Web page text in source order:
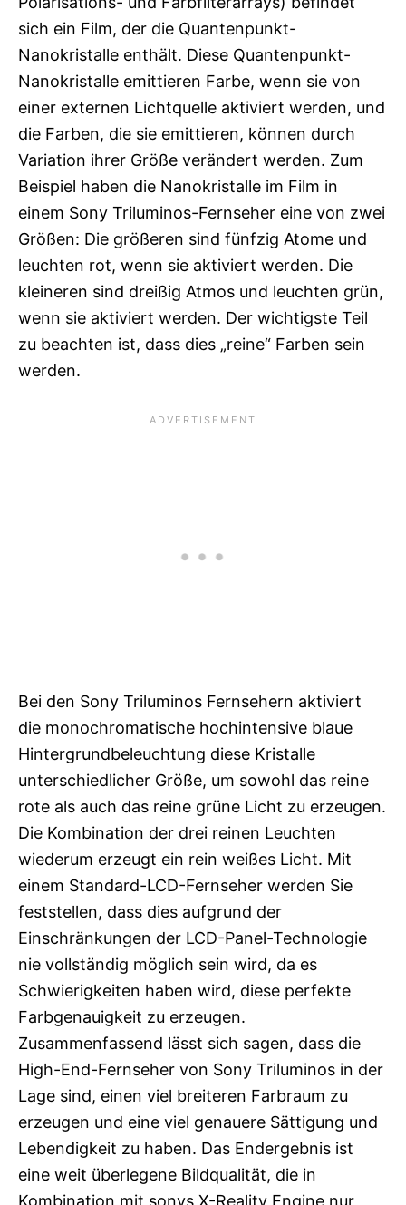
sich ein Film, der die Quantenpunkt-
Nanokristalle enthält. Diese Quantenpunkt-
Nanokristalle emittieren Farbe, wenn sie von
einer externen Lichtquelle aktiviert werden, und
die Farben, die sie emittieren, können durch
Variation ihrer Größe verändert werden. Zum
Beispiel haben die Nanokristalle im Film in
einem Sony Triluminos-Fernseher eine von zwei
Größen: Die größeren sind fünfzig Atome und
leuchten rot, wenn sie aktiviert werden. Die
kleineren sind dreißig Atmos und leuchten grün,
wenn sie aktiviert werden. Der wichtigste Teil
zu beachten ist, dass dies „reine“ Farben sein
werden.
Bei den Sony Triluminos Fernsehern aktiviert
die monochromatische hochintensive blaue
Hintergrundbeleuchtung diese Kristalle
unterschiedlicher Größe, um sowohl das reine
rote als auch das reine grüne Licht zu erzeugen.
Die Kombination der drei reinen Leuchten
wiederum erzeugt ein rein weißes Licht. Mit
einem Standard-LCD-Fernseher werden Sie
feststellen, dass dies aufgrund der
Einschränkungen der LCD-Panel-Technologie
nie vollständig möglich sein wird, da es
Schwierigkeiten haben wird, diese perfekte
Farbgenauigkeit zu erzeugen.
Zusammenfassend lässt sich sagen, dass die
High-End-Fernseher von Sony Triluminos in der
Lage sind, einen viel breiteren Farbraum zu
erzeugen und eine viel genauere Sättigung und
Lebendigkeit zu haben. Das Endergebnis ist
eine weit überlegene Bildqualität, die in